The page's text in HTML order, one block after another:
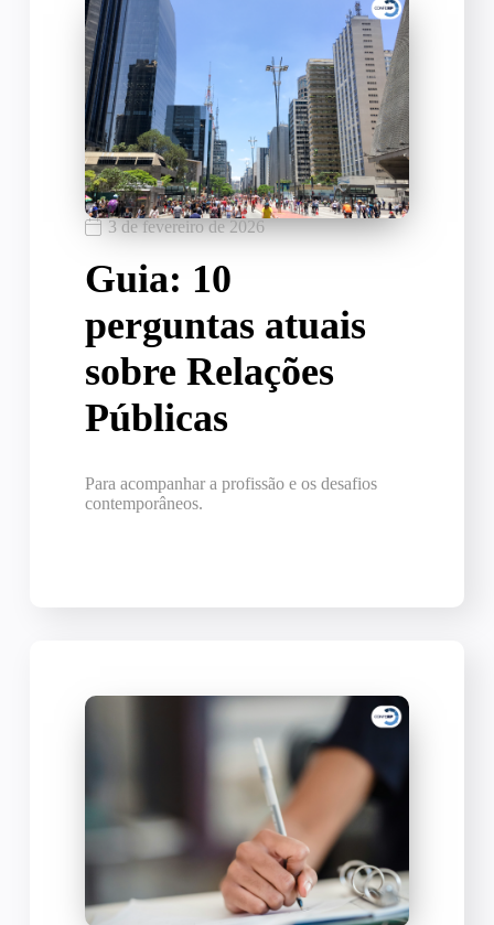
3 de fevereiro de 2026
Guia: 10
perguntas atuais
sobre Relações
Públicas
Para acompanhar a profissão e os desafios
contemporâneos.